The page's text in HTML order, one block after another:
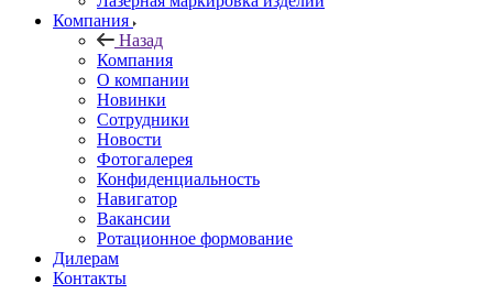
Компания
Назад
Компания
О компании
Новинки
Сотрудники
Новости
Фотогалерея
Конфиденциальность
Навигатор
Вакансии
Ротационное формование
Дилерам
Контакты